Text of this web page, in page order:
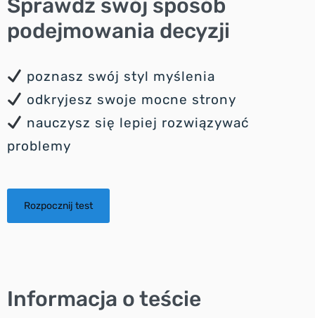
Sprawdź swój sposób
podejmowania decyzji
poznasz swój styl myślenia
odkryjesz swoje mocne strony
nauczysz się lepiej rozwiązywać
problemy
Rozpocznij test
Informacja o teście